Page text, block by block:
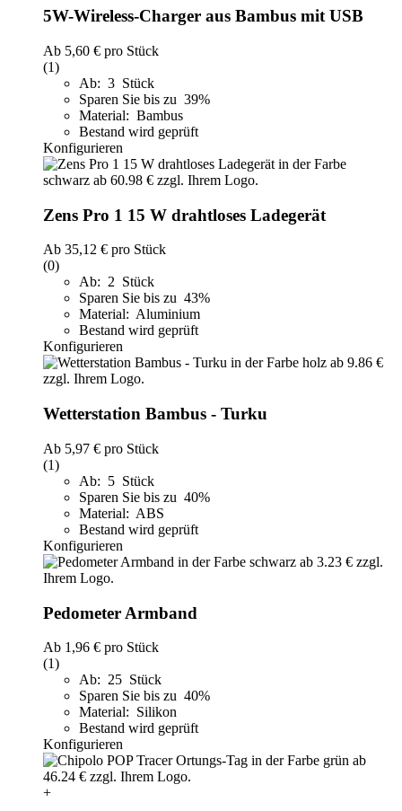
5W-Wireless-Charger aus Bambus mit USB
Ab 5,60 € pro Stück
(1)
Ab: 3 Stück
Sparen Sie bis zu 39%
Material: Bambus
Bestand wird geprüft
Konfigurieren
Zens Pro 1 15 W drahtloses Ladegerät
Ab 35,12 € pro Stück
(0)
Ab: 2 Stück
Sparen Sie bis zu 43%
Material: Aluminium
Bestand wird geprüft
Konfigurieren
Wetterstation Bambus - Turku
Ab 5,97 € pro Stück
(1)
Ab: 5 Stück
Sparen Sie bis zu 40%
Material: ABS
Bestand wird geprüft
Konfigurieren
Pedometer Armband
Ab 1,96 € pro Stück
(1)
Ab: 25 Stück
Sparen Sie bis zu 40%
Material: Silikon
Bestand wird geprüft
Konfigurieren
+